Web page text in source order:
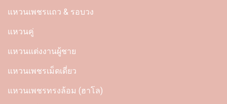
แหวนเพชรแถว & รอบวง
แหวนคู่
แหวนแต่งงานผู้ชาย
แหวนเพชรเม็ดเดี่ยว
แหวนเพชรทรงล้อม (ฮาโล)